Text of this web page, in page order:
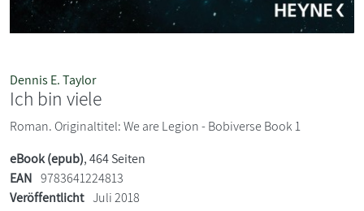
Dennis E. Taylor
Ich bin viele
Roman. Originaltitel: We are Legion - Bobiverse Book 1
eBook (epub), 464 Seiten
EAN 9783641224813
Veröffentlicht Juli 2018